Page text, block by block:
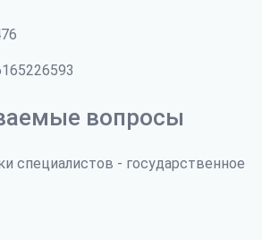
вопросы
специалистов - государственное